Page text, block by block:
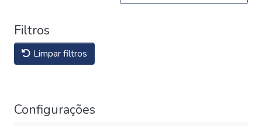
Filtros
Limpar filtros
Configurações